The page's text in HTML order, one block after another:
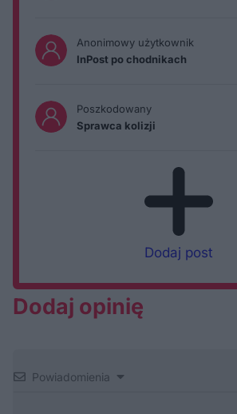
Anonimowy użytkownik
InPost po chodnikach
Poszkodowany
Sprawca kolizji
Dodaj post
Dodaj opinię
Powiadomienia